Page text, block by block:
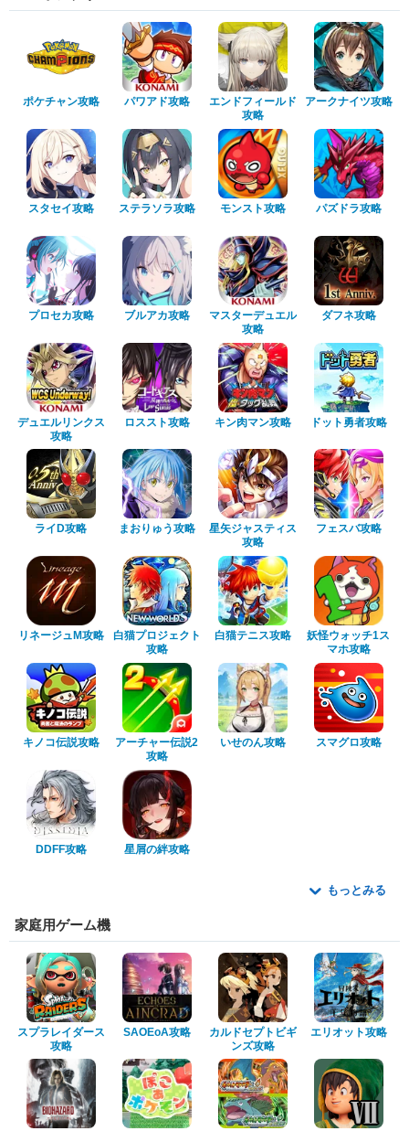
ポケチャン攻略 パワアド攻略
エンドフィールド
攻略
アークナイツ攻略
スタセイ攻略 ステラソラ攻略 モンスト攻略 パズドラ攻略
プロセカ攻略 ブルアカ攻略
マスターデュエル
攻略
ダフネ攻略
デュエルリンクス
攻略
ロススト攻略 キン肉マン攻略 ドット勇者攻略
ライD攻略 まおりゅう攻略
星矢ジャスティス
攻略
フェスバ攻略
リネージュM攻略
白猫プロジェクト
攻略
白猫テニス攻略
妖怪ウォッチ1ス
マホ攻略
キノコ伝説攻略
アーチャー伝説2
攻略
いせのん攻略 スマグロ攻略
DDFF攻略 星屑の絆攻略
もっとみる
家庭用ゲーム機
スプラレイダース
攻略
SAOEoA攻略
カルドセプトビギ
ンズ攻略
エリオット攻略